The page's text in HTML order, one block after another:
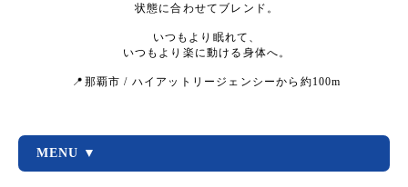
状態に合わせてブレンド。
いつもより眠れて、
いつもより楽に動ける身体へ。
📍那覇市 / ハイアットリージェンシーから約100m
MENU ▼